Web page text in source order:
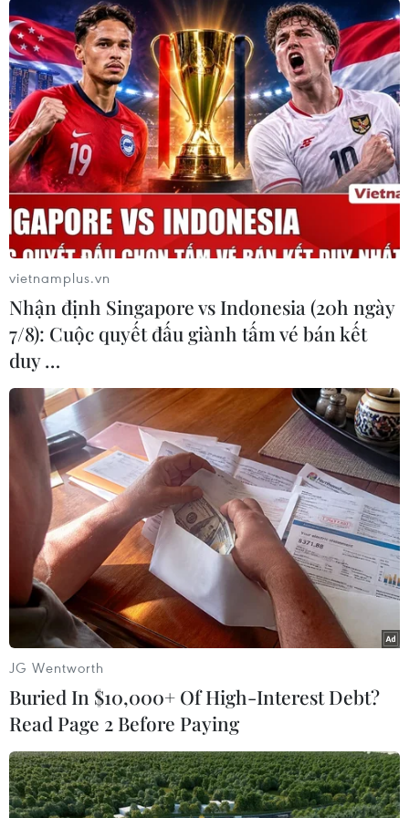
TIN LIÊN QUAN
LHQ khuyến khích thay đổi vì tương lai
bền vững về lương thực
17/10/2021 07:59
Ngày nay, gần 40% người dân thế giới (khoảng 3 tỷ
người) không đủ khả năng tài chính để có được các chế
độ ăn lành mạnh. Tỷ lệ người đói, người suy dinh
dưỡng và người béo phì đều gia tăng.
vietnamplus.vn
Nhận định Singapore vs Indonesia (20h ngày
7/8): Cuộc quyết đấu giành tấm vé bán kết
duy …
JG Wentworth
Buried In $10,000+ Of High-Interest Debt?
Read Page 2 Before Paying